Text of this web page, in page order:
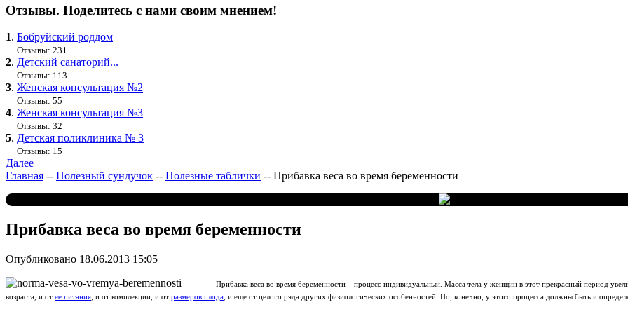
Отзывы. Поделитесь с нами своим мнением!
1. Бобруйский роддом
Отзывы: 231
2. Детский санаторий...
Отзывы: 113
3. Женская консультация №2
Отзывы: 55
4. Женская консультация №3
Отзывы: 32
5. Детская поликлиника № 3
Отзывы: 15
Далее
Главная -- Полезный сундучок -- Полезные таблички -- Прибавка веса во время беременности
Прибавка веса во время беременности
Опубликовано 18.06.2013 15:05
Прибавка веса во время беременности – процесс индивидуальный. Масса тела у женщин в этот прекрасный период
возраста, и от ее питания , и от комплекции, и от размеров плода , и еще от целого ряда других физиологических особенностей. Но, конечно, у этого процесса должны быть и